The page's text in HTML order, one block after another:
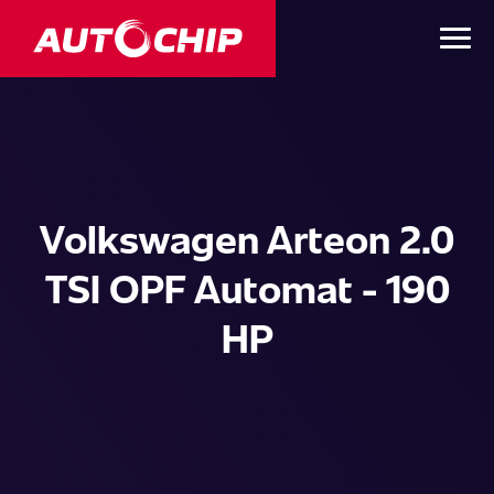
Volkswagen Arteon 2.0
TSI OPF Automat - 190
HP